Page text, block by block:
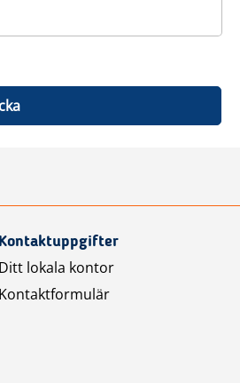
Kontaktuppgifter
Ditt lokala kontor
Kontaktformulär